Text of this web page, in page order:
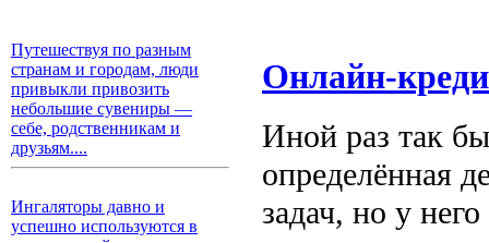
Путешествуя по разным
странам и городам, люди
привыкли привозить
небольшие сувениры —
себе, родственникам и
друзьям....
Ингаляторы давно и
успешно используются в
Онлайн-
Иной раз так
определённая
задач, но у